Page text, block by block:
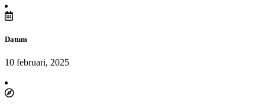
Datum
10 februari, 2025